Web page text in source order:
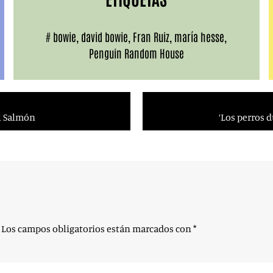
# bowie david bowie Fran Ruiz maría hesse
Penguin Random House
‘Los perros
Los campos obligatorios están marcados con *